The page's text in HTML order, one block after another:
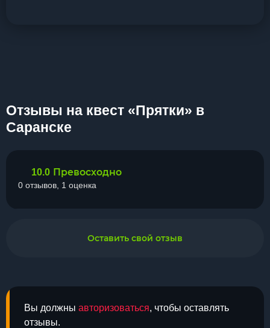
Отзывы на квест «Прятки» в
Саранске
Вы должны авторизоваться, чтобы оставлять
отзывы.
10.0 Превосходно
0 отзывов, 1 оценка
Оставить свой отзыв